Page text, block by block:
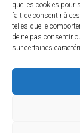
que les cookies pour
fait de consentir à
telles que le
de ne pas consentir
sur certaines
Email